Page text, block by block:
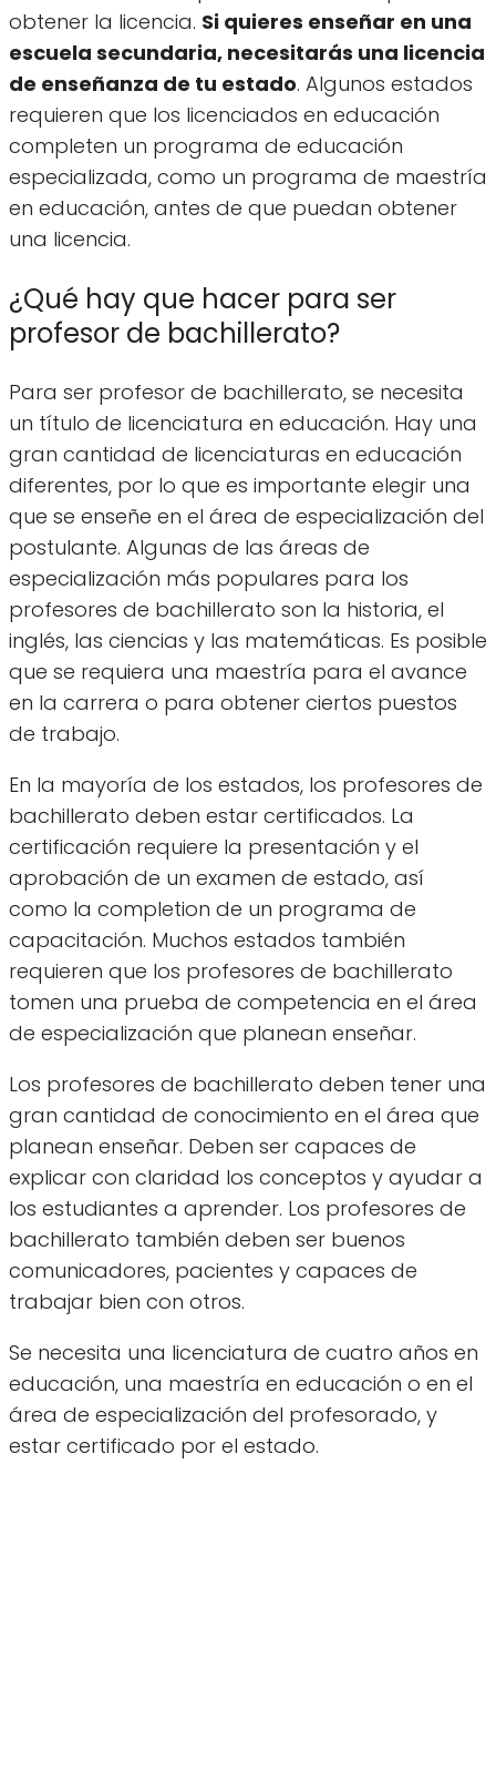
obtener la licencia. Si quieres enseñar en una
escuela secundaria, necesitarás una licencia
de enseñanza de tu estado. Algunos estados
requieren que los licenciados en educación
completen un programa de educación
especializada, como un programa de maestría
en educación, antes de que puedan obtener
una licencia.
¿Qué hay que hacer para ser
profesor de bachillerato?
Para ser profesor de bachillerato, se necesita
un título de licenciatura en educación. Hay una
gran cantidad de licenciaturas en educación
diferentes, por lo que es importante elegir una
que se enseñe en el área de especialización del
postulante. Algunas de las áreas de
especialización más populares para los
profesores de bachillerato son la historia, el
inglés, las ciencias y las matemáticas. Es posible
que se requiera una maestría para el avance
en la carrera o para obtener ciertos puestos
de trabajo.
En la mayoría de los estados, los profesores de
bachillerato deben estar certificados. La
certificación requiere la presentación y el
aprobación de un examen de estado, así
como la completion de un programa de
capacitación. Muchos estados también
requieren que los profesores de bachillerato
tomen una prueba de competencia en el área
de especialización que planean enseñar.
Los profesores de bachillerato deben tener una
gran cantidad de conocimiento en el área que
planean enseñar. Deben ser capaces de
explicar con claridad los conceptos y ayudar a
los estudiantes a aprender. Los profesores de
bachillerato también deben ser buenos
comunicadores, pacientes y capaces de
trabajar bien con otros.
Se necesita una licenciatura de cuatro años en
educación, una maestría en educación o en el
área de especialización del profesorado, y
estar certificado por el estado.